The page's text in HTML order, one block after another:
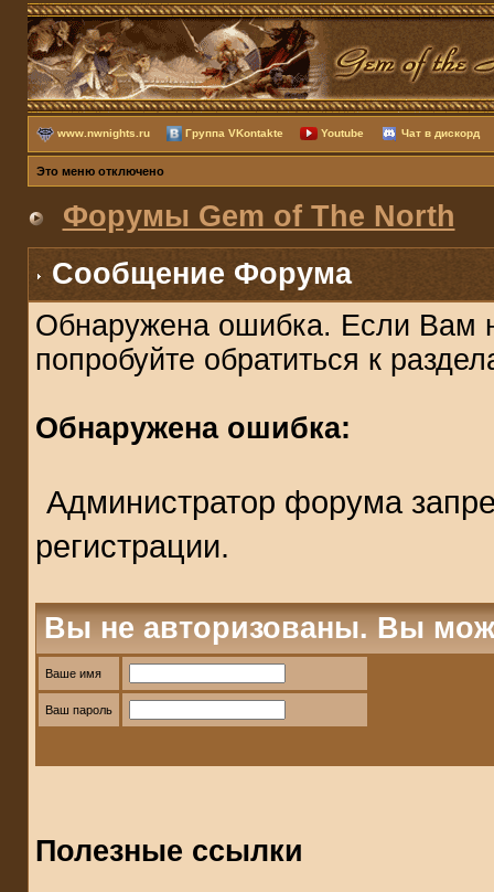
www.nwnights.ru Группа VKontakte Youtube Чат в дискорд
Это меню отключено
Форумы Gem of The North
Сообщение Форума
Обнаружена ошибка. Если Вам
попробуйте обратиться к
Обнаружена ошибка:
Администратор форума
регистрации.
Вы не авторизованы. Вы
Ваше имя
Ваш пароль
Полезные ссылки